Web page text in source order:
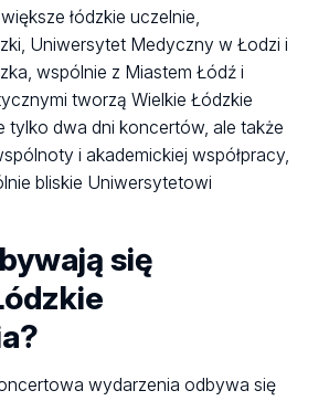
łódzkie uczelnie,
Uniwersytet Medyczny w Łodzi i
wspólnie z Miastem Łódź i
tworzą Wielkie Łódzkie
tylko dwa dni koncertów, ale także
i akademickiej współpracy,
bliskie Uniwersytetowi
się
wydarzenia odbywa się